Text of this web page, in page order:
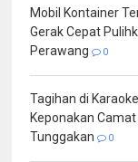
Mobil Kontainer
Gerak Cepat
Perawang
0
Tagihan di
Keponakan
Tunggakan
0